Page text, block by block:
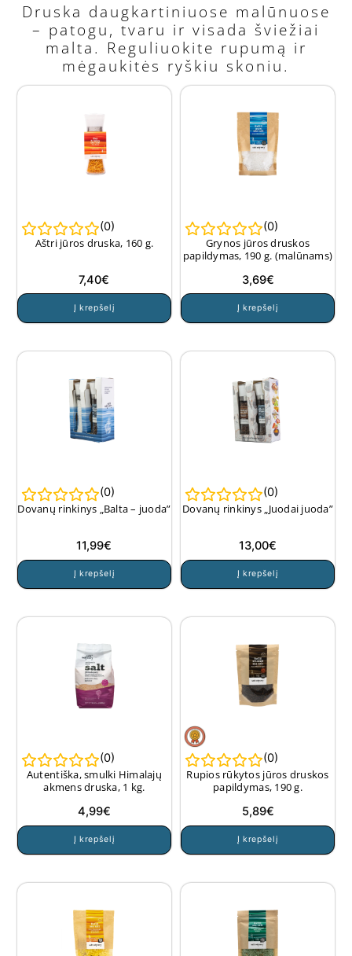
Druska daugkartiniuose malūnuose
– patogu, tvaru ir visada šviežiai
malta. Reguliuokite rupumą ir
mėgaukitės ryškiu skoniu.
(0)
Aštri jūros druska, 160 g.
7,40€
Į krepšelį
(0)
Grynos jūros druskos
papildymas, 190 g. (malūnams)
3,69€
Į krepšelį
(0)
Dovanų rinkinys „Balta – juoda”
11,99€
Į krepšelį
(0)
Dovanų rinkinys „Juodai juoda”
13,00€
Į krepšelį
(0)
Autentiška, smulki Himalajų
akmens druska, 1 kg.
4,99€
Į krepšelį
(0)
Rupios rūkytos jūros druskos
papildymas, 190 g.
5,89€
Į krepšelį